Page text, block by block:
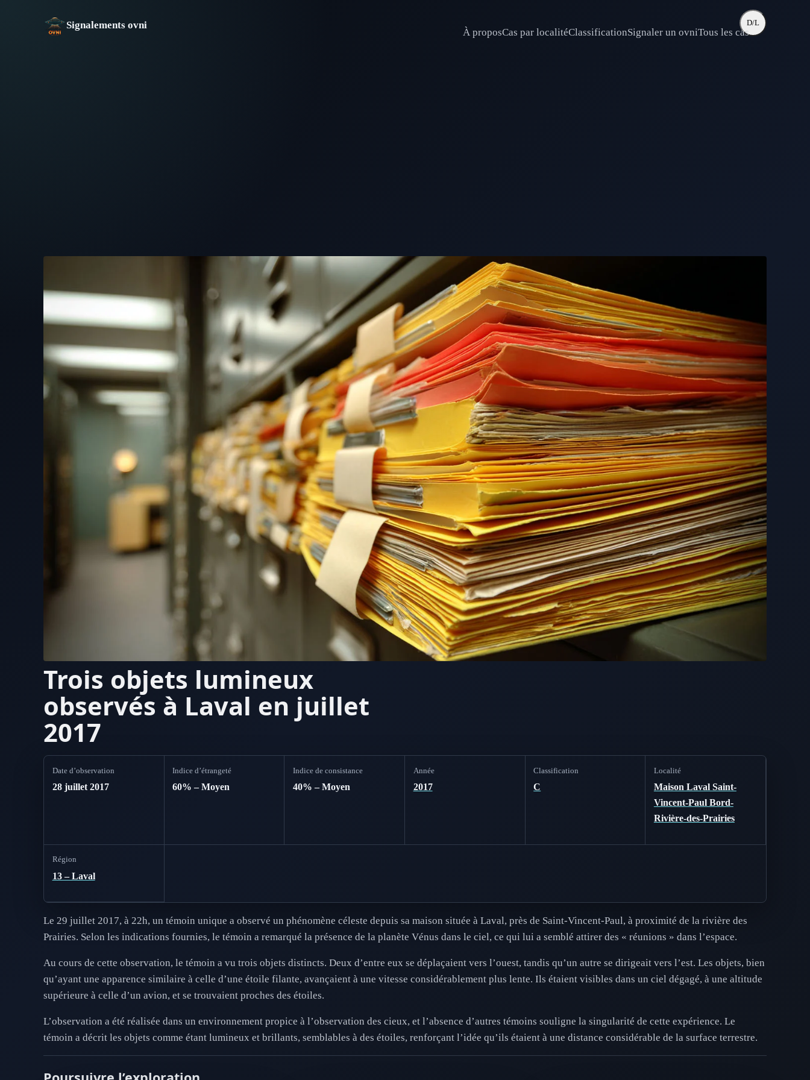
Signalements ovni
À proposCas par localitéClassificationSignaler un ovniTous les cas
D/L
Trois objets lumineux
observés à Laval en juillet
2017
Date d’observation
28 juillet 2017
Indice d’étrangeté
60% – Moyen
Indice de consistance
40% – Moyen
Année
2017
Classification
C
Localité
Maison Laval Saint-
Vincent-Paul Bord-
Rivière-des-Prairies
Région
13 – Laval
Le 29 juillet 2017, à 22h, un témoin unique a observé un phénomène céleste depuis sa maison située à Laval, près de Saint-Vincent-Paul, à proximité de la rivière des
Prairies. Selon les indications fournies, le témoin a remarqué la présence de la planète Vénus dans le ciel, ce qui lui a semblé attirer des « réunions » dans l’espace.
Au cours de cette observation, le témoin a vu trois objets distincts. Deux d’entre eux se déplaçaient vers l’ouest, tandis qu’un autre se dirigeait vers l’est. Les objets, bien
qu’ayant une apparence similaire à celle d’une étoile filante, avançaient à une vitesse considérablement plus lente. Ils étaient visibles dans un ciel dégagé, à une altitude
supérieure à celle d’un avion, et se trouvaient proches des étoiles.
L’observation a été réalisée dans un environnement propice à l’observation des cieux, et l’absence d’autres témoins souligne la singularité de cette expérience. Le
témoin a décrit les objets comme étant lumineux et brillants, semblables à des étoiles, renforçant l’idée qu’ils étaient à une distance considérable de la surface terrestre.